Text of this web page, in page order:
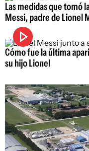
Las medidas que tomó
Messi, padre de Lionel
Cómo fue la última
su hijo Lionel